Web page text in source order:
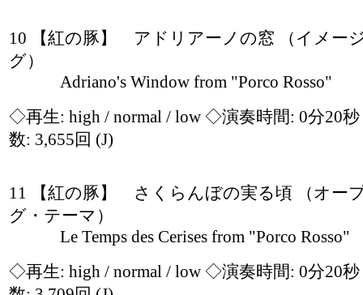
10 【紅の豚】 アドリアーノの窓 （イメー
グ）
Adriano's Window from "Porco Rosso"
◇再生: high / normal / low ◇演奏時間: 0分20
数: 3,655回 (J)
11 【紅の豚】 さくらんぼの実る頃 （オー
グ・テーマ）
Le Temps des Cerises from "Porco Rosso"
◇再生: high / normal / low ◇演奏時間: 0分20